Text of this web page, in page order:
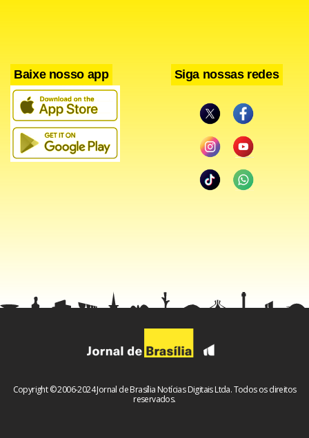
Baixe nosso app Siga nossas redes
Copyright © 2006-2024 Jornal de Brasília Notícias Digitais Ltda. Todos os direitos
reservados.